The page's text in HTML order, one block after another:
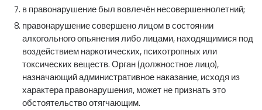
в правонарушение был вовлечён несовершеннолетний;
правонарушение совершено лицом в состоянии
алкогольного опьянения либо лицами, находящимися под
воздействием наркотических, психотропных или
токсических веществ. Орган (должностное лицо),
назначающий административное наказание, исходя из
характера правонарушения, может не признать это
обстоятельство отягчающим.